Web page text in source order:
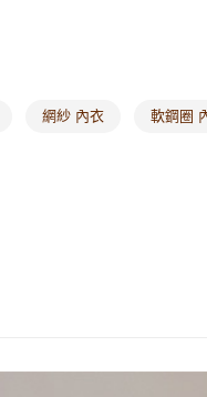
每筆
網紗 內衣 軟鋼圈